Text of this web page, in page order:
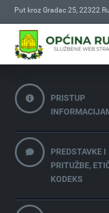
Put kroz Gradac 25, 22322
PRISTUP
PREDSTAVKE I
PRITUŽBE,
KODEKS